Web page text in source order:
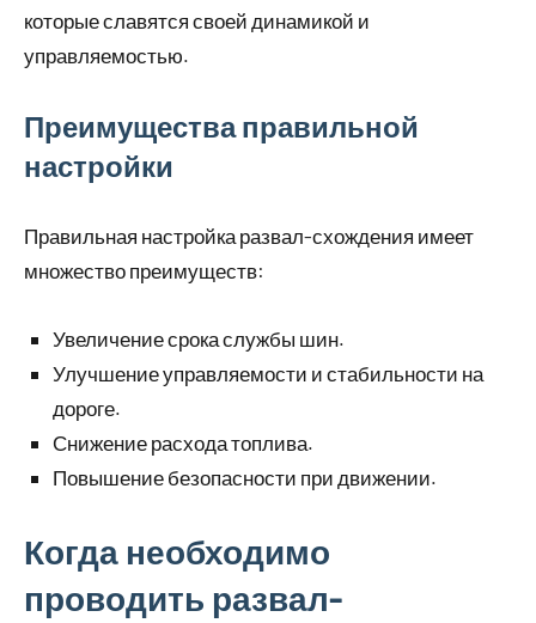
которые славятся своей динамикой и
управляемостью.
Преимущества правильной
настройки
Правильная настройка развал-схождения имеет
множество преимуществ:
Увеличение срока службы шин.
Улучшение управляемости и стабильности на
дороге.
Снижение расхода топлива.
Повышение безопасности при движении.
Когда необходимо
проводить развал-